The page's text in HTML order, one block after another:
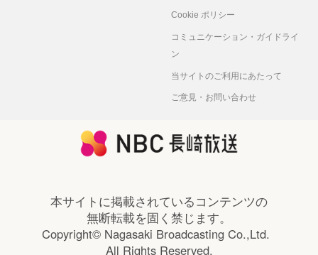
Cookie ポリシー
コミュニケーション・ガイドライ
ン
当サイトのご利用にあたって
ご意見・お問い合わせ
本サイトに掲載されているコンテンツの
無断転載を固く禁じます。
Copyright© Nagasaki Broadcasting Co.,Ltd.
All Rights Reserved.